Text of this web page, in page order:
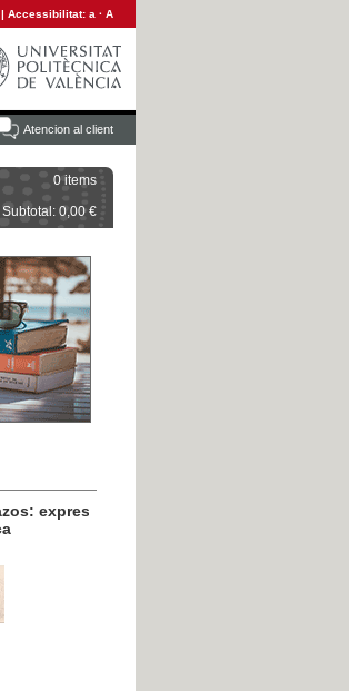
| Accessibilitat: a · A
Atencion al client
0 items
Subtotal: 0,00 €